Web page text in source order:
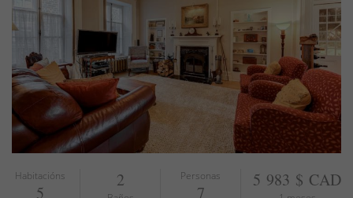
Habitacións
5
2 Personas
7
5 983 $ CAD